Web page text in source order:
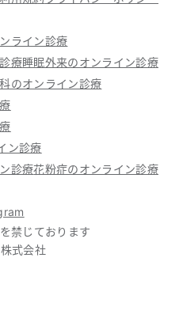
ライン診療
療睡眠外来のオンライン診療
のオンライン診療
ン診療
診療花粉症のオンライン診療
禁じております
式会社